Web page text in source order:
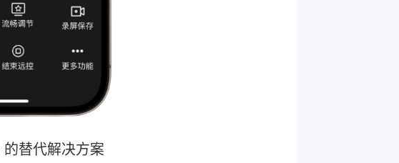
的替代解决方案